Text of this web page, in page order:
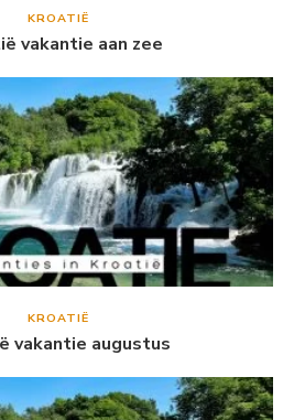
KROATIË
vakantie aan zee
KROATIË
vakantie augustus